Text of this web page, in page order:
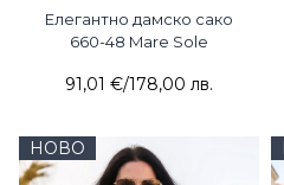
Елегантно дамско сако
660-48 Mare Sole
91,01 €/178,00 лв.
НОВО